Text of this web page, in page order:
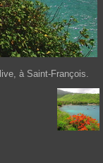
à Saint-François.